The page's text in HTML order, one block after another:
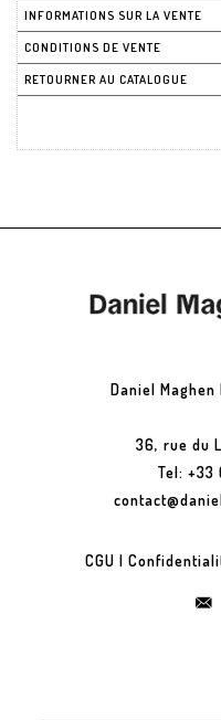
INFORMATIONS SUR LA VENTE
CONDITIONS DE VENTE
RETOURNER AU CATALOGUE
Daniel
36, rue du
Tel: +33
CGU |